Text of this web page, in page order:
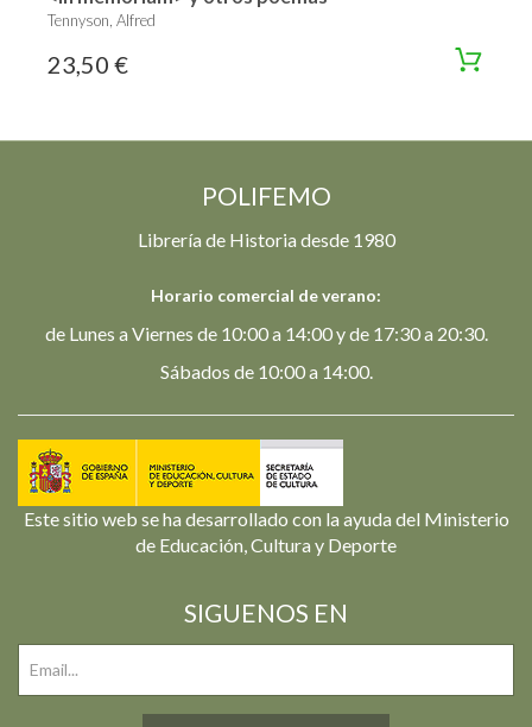
Tennyson, Alfred
23,50 €
POLIFEMO
Librería de Historia desde 1980
Horario comercial de verano:
de Lunes a Viernes de 10:00 a 14:00 y de 17:30 a 20:30.
Sábados de 10:00 a 14:00.
Este sitio web se ha desarrollado con la ayuda del Ministerio
de Educación, Cultura y Deporte
SIGUENOS EN